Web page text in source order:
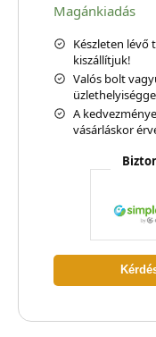
Magánkiadás
Készleten lévő
kiszállítjuk!
Valós bolt
A
vásárláskor